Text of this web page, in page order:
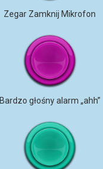
Zegar Zamknij Mikrofon
Bardzo głośny alarm „ahh”